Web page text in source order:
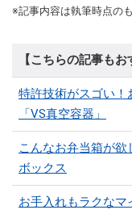
※記事内容は執筆時点の
【こちらの記事もお
特許技術がスゴい！
「VS真空容器」
こんなお弁当箱が
ボックス
お手入れもラクなマ